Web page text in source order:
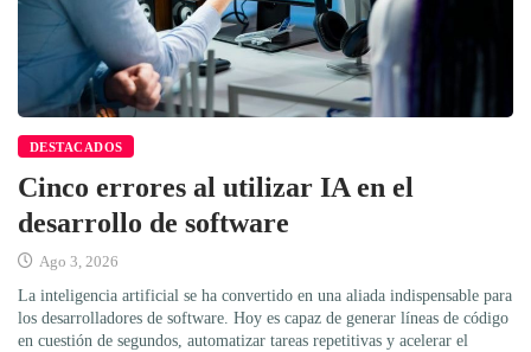
DESTACADOS
Cinco errores al utilizar IA en el
desarrollo de software
Ago 3, 2026
La inteligencia artificial se ha convertido en una aliada indispensable para
los desarrolladores de software. Hoy es capaz de generar líneas de código
en cuestión de segundos, automatizar tareas repetitivas y acelerar el